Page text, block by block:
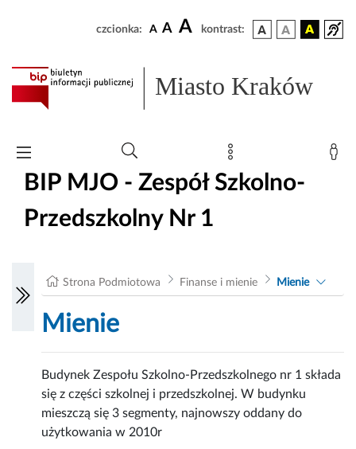
czcionka: A A A kontrast:
Miasto Kraków
BIP MJO - Zespół Szkolno-
Przedszkolny Nr 1
Strona Podmiotowa Finanse i mienie Mienie
Mienie
Budynek Zespołu Szkolno-Przedszkolnego nr 1 składa
się z części szkolnej i przedszkolnej. W budynku
mieszczą się 3 segmenty, najnowszy oddany do
użytkowania w 2010r